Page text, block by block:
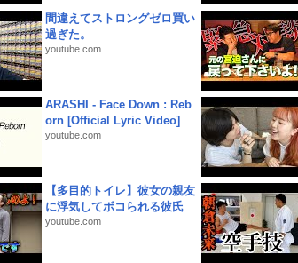
間違えてストロングゼロ買い
過ぎた。
youtube.com
ARASHI - Face Down : Reb
orn [Official Lyric Video]
youtube.com
【多目的トイレ】彼女の親友
に浮気してボコられる彼氏
youtube.com